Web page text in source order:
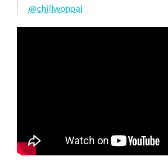
@chillwonpai